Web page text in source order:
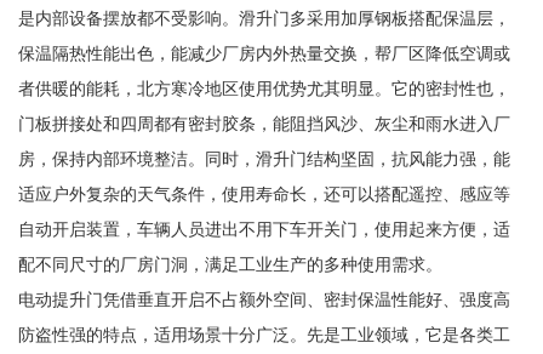
是内部设备摆放都不受影响。滑升门多采用加厚钢板搭配保温层，
保温隔热性能出色，能减少厂房内外热量交换，帮厂区降低空调或
者供暖的能耗，北方寒冷地区使用优势尤其明显。它的密封性也，
门板拼接处和四周都有密封胶条，能阻挡风沙、灰尘和雨水进入厂
房，保持内部环境整洁。同时，滑升门结构坚固，抗风能力强，能
适应户外复杂的天气条件，使用寿命长，还可以搭配遥控、感应等
自动开启装置，车辆人员进出不用下车开关门，使用起来方便，适
配不同尺寸的厂房门洞，满足工业生产的多种使用需求。
电动提升门凭借垂直开启不占额外空间、密封保温性能好、强度高
防盗性强的特点，适用场景十分广泛。先是工业领域，它是各类工